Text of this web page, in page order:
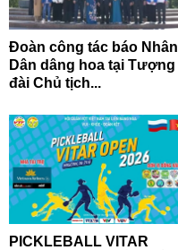
Đoàn công tác báo Nhân
Dân dâng hoa tại Tượng
đài Chủ tịch...
PICKLEBALL VITAR